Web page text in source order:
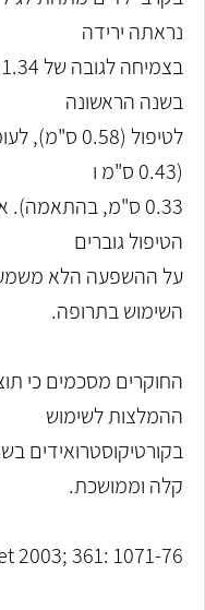
נראתה ירידה
בשנה הראשונה
לטיפול
(0.43 ס"מ ו
0.33 ס"מ, בהתאמה).
הטיפול גוברים
על ההשפעה הלא
השימוש בתרופה.
החוקרים מסכמים כי
ההמלצות לשימוש
בקורטיקוסטרואידים
קלה וממושכת.
2003; 361: 1071-76